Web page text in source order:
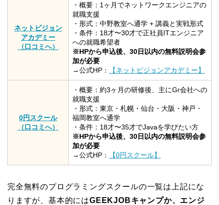
ネットビジョン
アカデミー
（口コミへ）
・概要：1ヶ月でネットワークエンジニアの
就職支援
・形式：中野教室へ通学 + 講義と実戦形式
・条件：18才〜30才で正社員ITエンジニア
への就職希望者
※HPから申込後、30日以内の無料説明会参
加が必要
→公式HP：
【ネットビジョンアカデミー】
0円スクール
（口コミへ）
・概要：約3ヶ月の研修後、主にGr会社への
就職支援
・形式：東京・札幌・仙台・大阪・神戸・
福岡教室へ通学
・条件：18才〜35才でJavaを学びたい方
※HPから申込後、30日以内の無料説明会参
加が必要
→公式HP：
【0円スクール】
完全無料のプログラミングスクールの一覧は上記にな
りますが、基本的にはGEEKJOBキャンプか、エンジ